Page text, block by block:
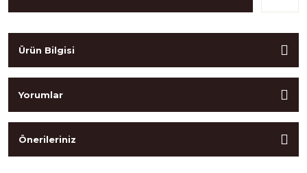
Ürün Bilgisi
Yorumlar
Önerileriniz